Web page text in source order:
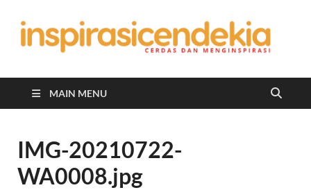
MAIN MENU
IMG-20210722-
WA0008.jpg